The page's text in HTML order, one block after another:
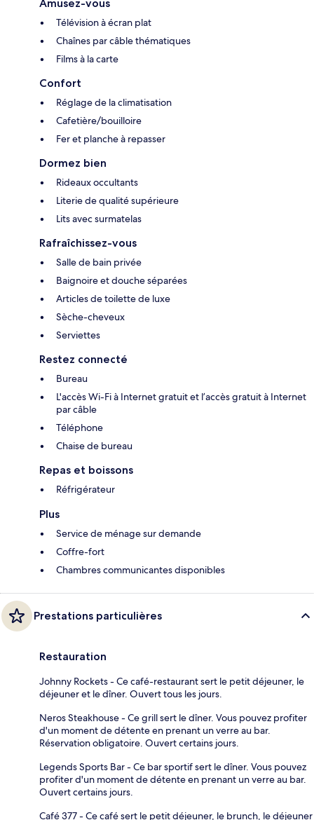
Amusez-vous
Télévision à écran plat
Chaînes par câble thématiques
Films à la carte
Confort
Réglage de la climatisation
Cafetière/bouilloire
Fer et planche à repasser
Dormez bien
Rideaux occultants
Literie de qualité supérieure
Lits avec surmatelas
Rafraîchissez-vous
Salle de bain privée
Baignoire et douche séparées
Articles de toilette de luxe
Sèche-cheveux
Serviettes
Restez connecté
Bureau
L'accès Wi-Fi à Internet gratuit et l’accès gratuit à Internet
par câble
Téléphone
Chaise de bureau
Repas et boissons
Réfrigérateur
Plus
Service de ménage sur demande
Coffre-fort
Chambres communicantes disponibles
Prestations particulières
Restauration
Johnny Rockets - Ce café-restaurant sert le petit déjeuner, le
déjeuner et le dîner. Ouvert tous les jours.
Neros Steakhouse - Ce grill sert le dîner. Vous pouvez profiter
d'un moment de détente en prenant un verre au bar.
Réservation obligatoire. Ouvert certains jours.
Legends Sports Bar - Ce bar sportif sert le dîner. Vous pouvez
profiter d'un moment de détente en prenant un verre au bar.
Ouvert certains jours.
Café 377 - Ce café sert le petit déjeuner, le brunch, le déjeuner